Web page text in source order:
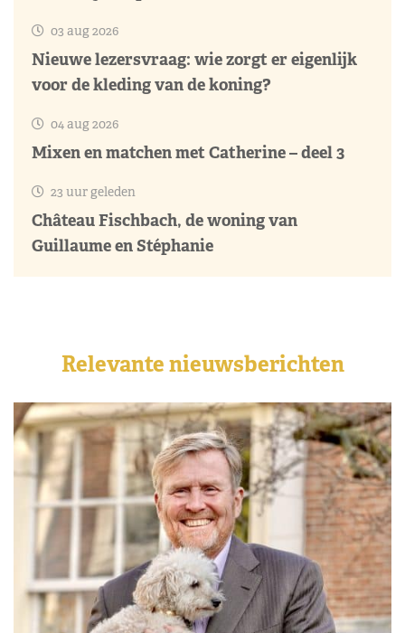
03 aug 2026
Nieuwe lezersvraag: wie zorgt er eigenlijk
voor de kleding van de koning?
04 aug 2026
Mixen en matchen met Catherine – deel 3
23 uur geleden
Château Fischbach, de woning van
Guillaume en Stéphanie
Relevante nieuwsberichten